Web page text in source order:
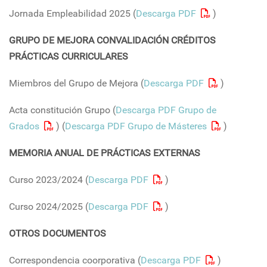
Jornada Empleabilidad 2025 (Descarga PDF )
GRUPO DE MEJORA CONVALIDACIÓN CRÉDITOS
PRÁCTICAS CURRICULARES
Miembros del Grupo de Mejora (Descarga PDF )
Acta constitución Grupo (Descarga PDF Grupo de
Grados
) (Descarga PDF Grupo de Másteres )
MEMORIA ANUAL DE PRÁCTICAS EXTERNAS
Curso 2023/2024 (Descarga PDF )
Curso 2024/2025 (Descarga PDF )
OTROS DOCUMENTOS
Correspondencia coorporativa (Descarga PDF )